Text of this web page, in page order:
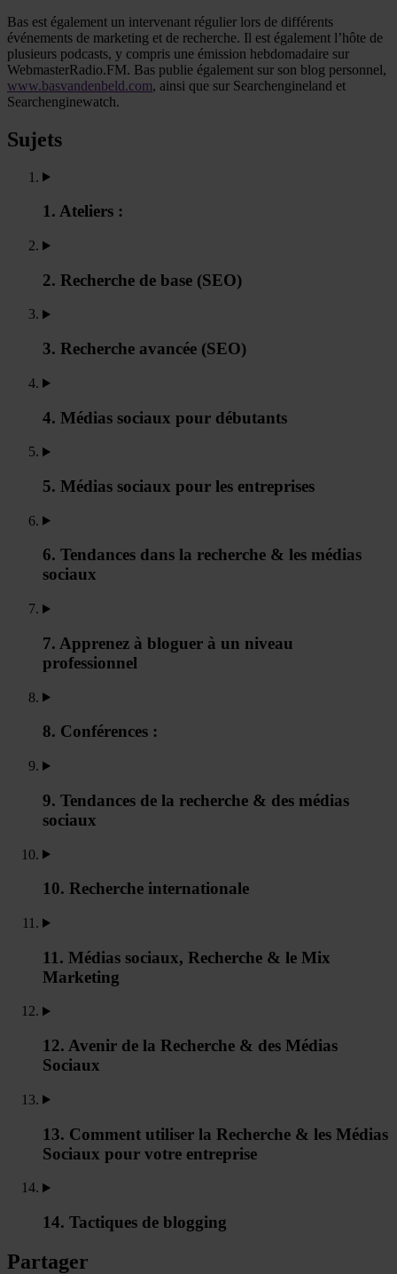
Bas est également un intervenant régulier lors de différents
événements de marketing et de recherche. Il est également l’hôte de
plusieurs podcasts, y compris une émission hebdomadaire sur
WebmasterRadio.FM. Bas publie également sur son blog personnel,
www.basvandenbeld.com, ainsi que sur Searchengineland et
Searchenginewatch.
Sujets
1. Ateliers :
2. Recherche de base (SEO)
3. Recherche avancée (SEO)
4. Médias sociaux pour débutants
5. Médias sociaux pour les entreprises
6. Tendances dans la recherche & les médias
sociaux
7. Apprenez à bloguer à un niveau
professionnel
8. Conférences :
9. Tendances de la recherche & des médias
sociaux
10. Recherche internationale
11. Médias sociaux, Recherche & le Mix
Marketing
12. Avenir de la Recherche & des Médias
Sociaux
13. Comment utiliser la Recherche & les Médias
Sociaux pour votre entreprise
14. Tactiques de blogging
Partager